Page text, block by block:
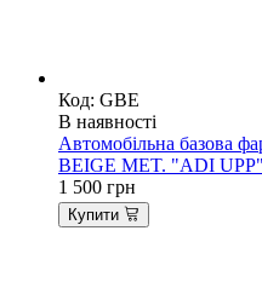
Код: GBE
В наявності
Автомобільна базова
BEIGE MET. "ADI
1 500 грн
Купити